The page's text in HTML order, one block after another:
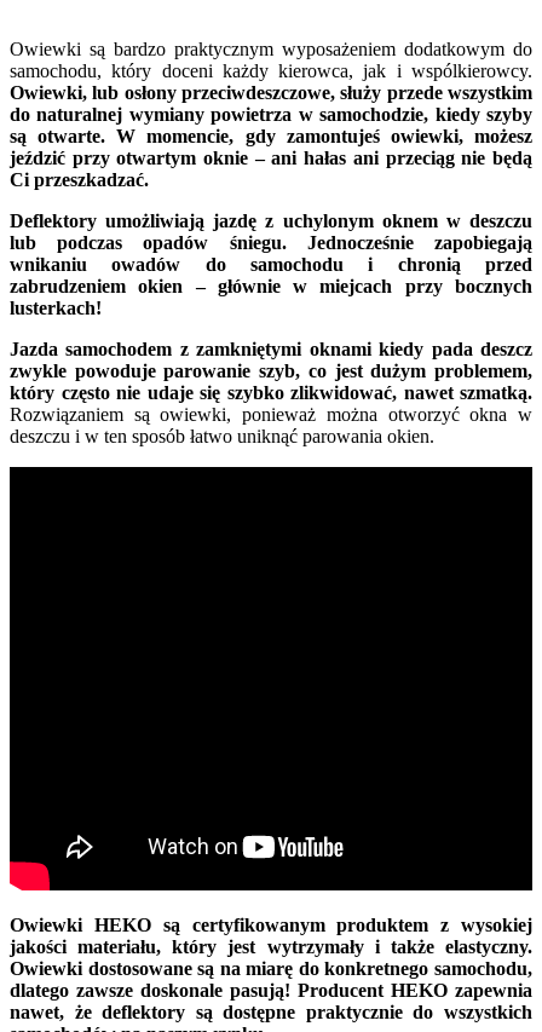
Owiewki są bardzo praktycznym wyposażeniem dodatkowym do
samochodu, który doceni każdy kierowca, jak i wspólkierowcy.
Owiewki, lub osłony przeciwdeszczowe, służy przede wszystkim
do naturalnej wymiany powietrza w samochodzie, kiedy szyby
są otwarte. W momencie, gdy zamontujeś owiewki, możesz
jeździć przy otwartym oknie – ani hałas ani przeciąg nie będą
Ci przeszkadzać.
Deflektory umożliwiają jazdę z uchylonym oknem w deszczu
lub podczas opadów śniegu. Jednocześnie zapobiegają
wnikaniu owadów do samochodu i chronią przed
zabrudzeniem okien – głównie w miejcach przy bocznych
lusterkach!
Jazda samochodem z zamkniętymi oknami kiedy pada deszcz
zwykle powoduje parowanie szyb, co jest dużym problemem,
który często nie udaje się szybko zlikwidować, nawet szmatką.
Rozwiązaniem są owiewki, ponieważ można otworzyć okna w
deszczu i w ten sposób łatwo uniknąć parowania okien.
Owiewki HEKO są certyfikowanym produktem z wysokiej
jakości materiału, który jest wytrzymały i także elastyczny.
Owiewki dostosowane są na miarę do konkretnego samochodu,
dlatego zawsze doskonale pasują! Producent HEKO zapewnia
nawet, że deflektory są dostępne praktycznie do wszystkich